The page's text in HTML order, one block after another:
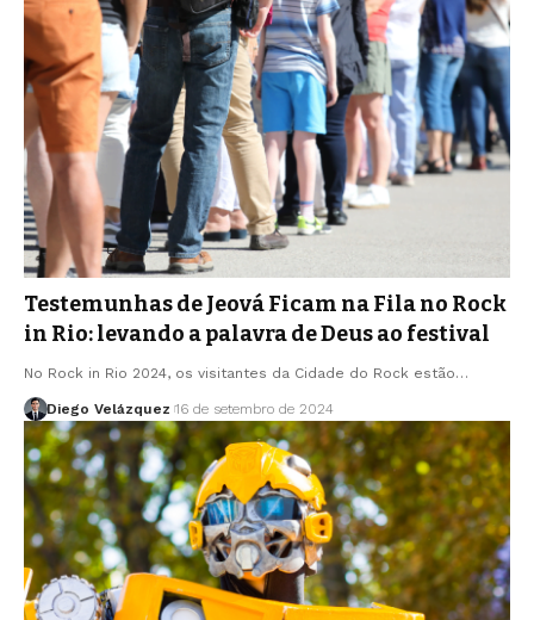
Testemunhas de Jeová Ficam na Fila no Rock
in Rio: levando a palavra de Deus ao festival
No Rock in Rio 2024, os visitantes da Cidade do Rock estão…
Diego Velázquez 16 de setembro de 2024